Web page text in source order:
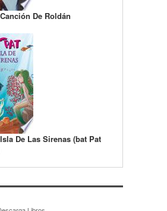
De Roldán
De Las Sirenas (bat Pat